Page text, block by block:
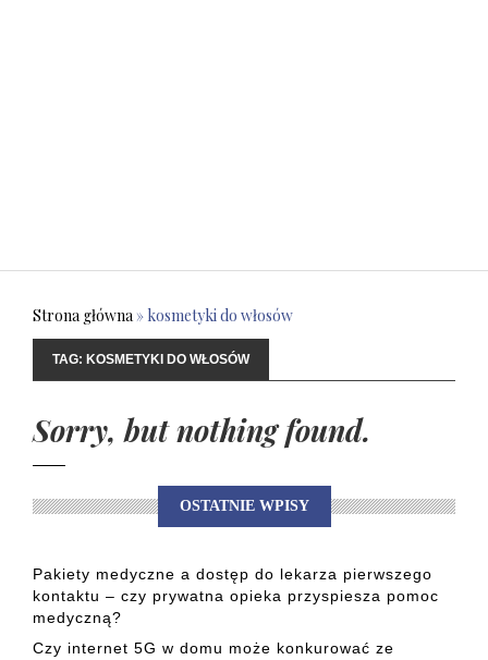
Strona główna» kosmetyki do włosów
TAG: KOSMETYKI DO WŁOSÓW
Sorry, but nothing found.
OSTATNIE WPISY
Pakiety medyczne a dostęp do lekarza pierwszego
kontaktu – czy prywatna opieka przyspiesza pomoc
medyczną?
Czy internet 5G w domu może konkurować ze